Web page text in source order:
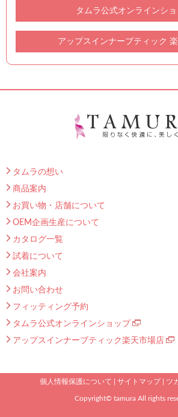
タムラ公式オンラインシ
アップスインナーブティック
タムラの想い
商品案内
お買い物・店舗について
OEM企画生産について
カタログ一覧
試着について
会社案内
お問い合わせ
フィッティング予約
タムラ公式オンラインショップ
アップスインナーブティック楽天市場店
個人情報保護について サイトマップ ツ
Copyright© tamura All rights